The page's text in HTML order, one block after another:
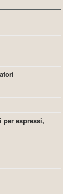
per espressi,